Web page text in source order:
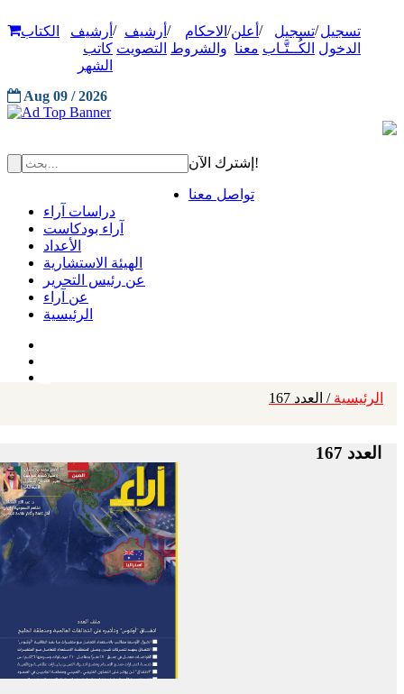
تسجيل
الدخول
/تسجيل
الكُــتَّـاب
/ أعلن
معنا
/ الاحكام
والشروط
/ أرشيف
التصويت
/ أرشيف
كاتب
الشهر
الكتاب
Aug 09 / 2026
إشترك الآن!
تواصل معنا
دراسات آراء
آراء بودكاست
الأعداد
الهيئة الاستشارية
عن رئيس التحرير
عن آراء
الرئيسية
الرئيسية / العدد 167
العدد 167